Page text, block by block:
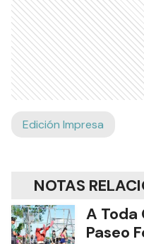
Edición Impresa
NOTAS
A Toda
Paseo